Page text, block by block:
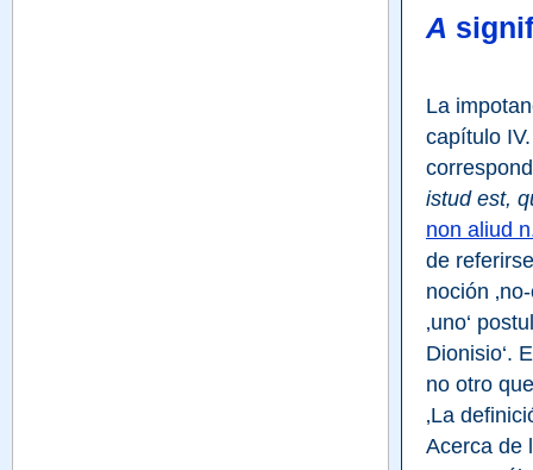
A
La
capítulo
istud est,
non aliud
de
noción
‚uno‘
Dionisio‘.
no otro
‚La
Acerca de